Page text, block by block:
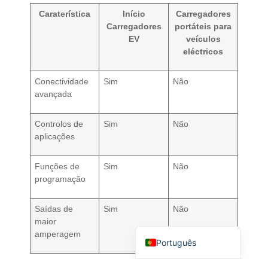
Caraterística
Início
Carregadores
EV
Carregadores
portáteis para
veículos
eléctricos
Conectividade
avançada
Sim Não
Controlos de
aplicações
Sim Não
Funções de
programação
Sim Não
Saídas de
maior
amperagem
Sim Não
Português
Français
Türkçe
Deutsch